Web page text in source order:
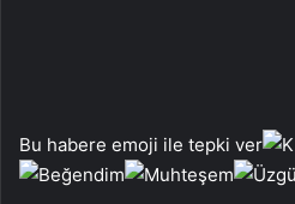
Bu habere emoji ile tepki ver